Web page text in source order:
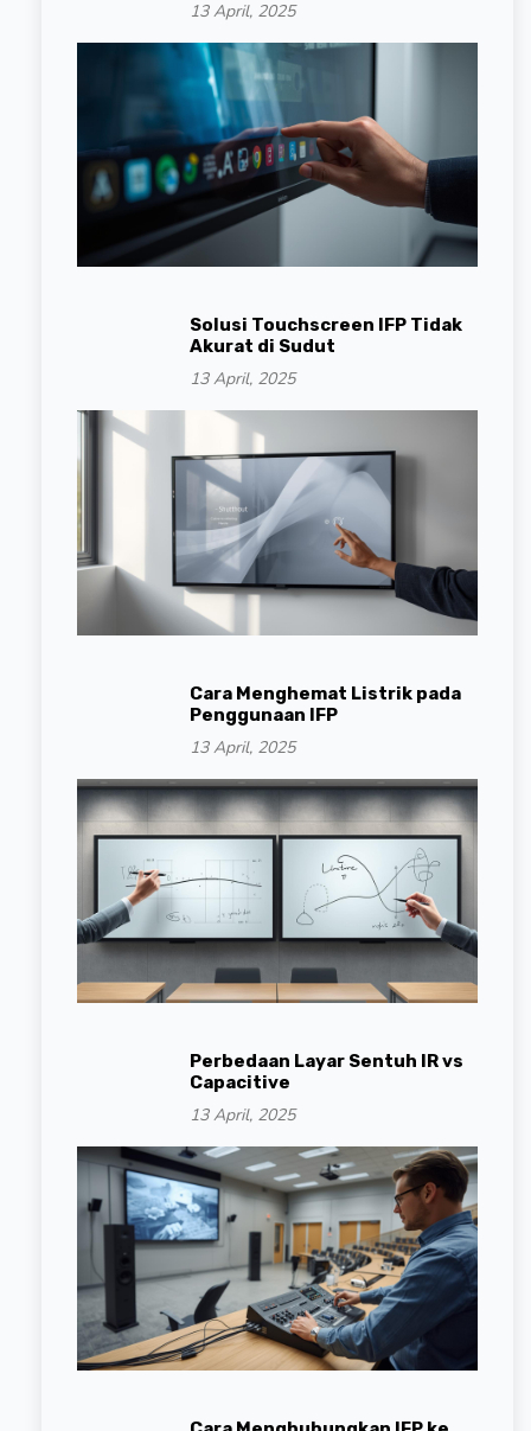
13 April, 2025
Solusi Touchscreen IFP Tidak
Akurat di Sudut
13 April, 2025
Cara Menghemat Listrik pada
Penggunaan IFP
13 April, 2025
Perbedaan Layar Sentuh IR vs
Capacitive
13 April, 2025